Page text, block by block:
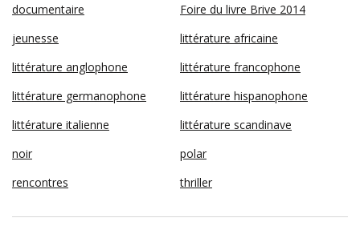
documentaire
Foire du livre Brive 2014
jeunesse
littérature africaine
littérature anglophone
littérature francophone
littérature germanophone
littérature hispanophone
littérature italienne
littérature scandinave
noir
polar
rencontres
thriller